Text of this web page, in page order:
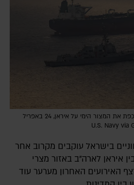
ספינת מלחמה אמריקנית אוכפת את המצור הימי על איראן, 24 באפריל
איראן לארה"ב באזור מצרי
האירועים האחרון מערער עוד